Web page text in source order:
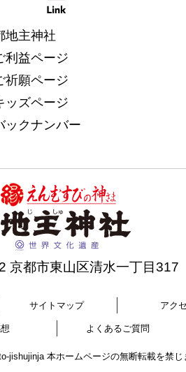
主神社
益ページ
願ページ
ズページ
ックナンバー
京都市東山区清水一丁目317
サイトマップ アク
よくあるご質問
jishujinja 本ホームページの無断転載を禁じ